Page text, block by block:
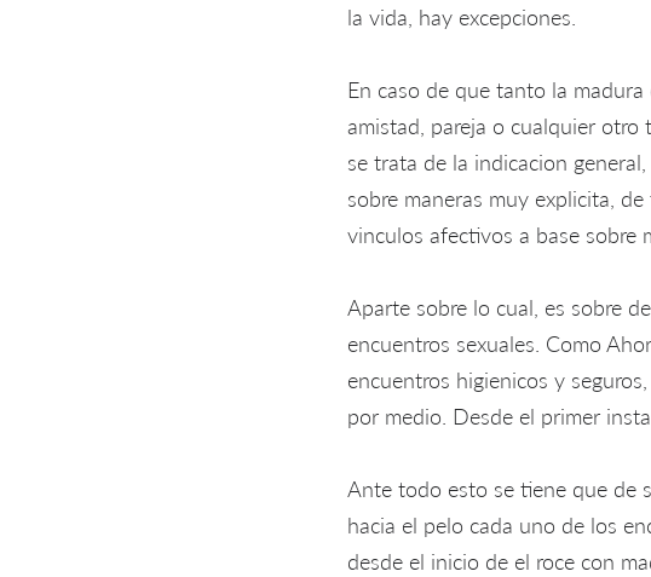
la vida, hay excepciones.
En caso de que tanto la
amistad, pareja o cualquier otro
se trata de la indicacion
sobre maneras muy explicita,
vinculos afectivos a base sobre
Aparte sobre lo cual, es sobre
encuentros sexuales. Como
encuentros higienicos y
por medio. Desde el primer
Ante todo esto se tiene que de
hacia el pelo cada uno de los
desde el inicio de el roce con